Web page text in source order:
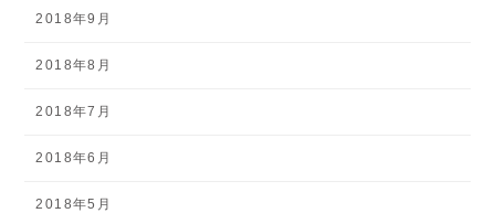
2018年9月
2018年8月
2018年7月
2018年6月
2018年5月